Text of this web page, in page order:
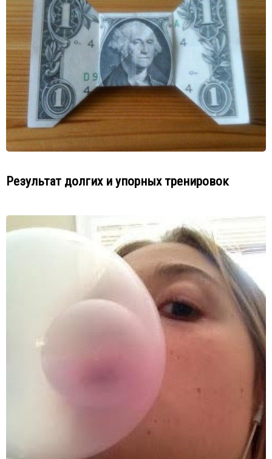
Результат долгих и упорных тренировок